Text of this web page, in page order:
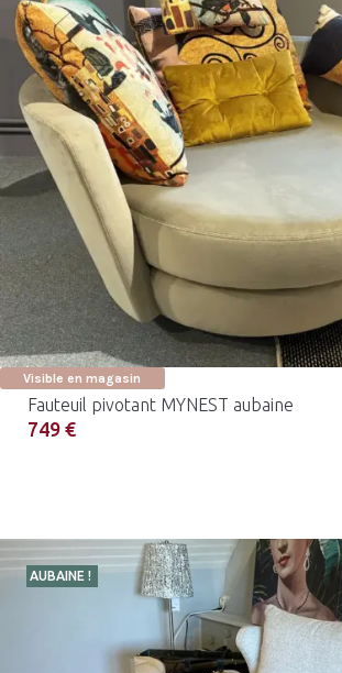
Visible en magasin
Fauteuil pivotant MYNEST aubaine
749 €
AUBAINE !